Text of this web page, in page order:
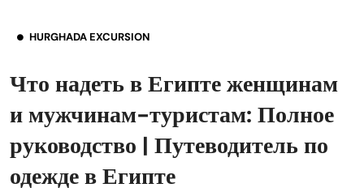
HURGHADA EXCURSION
Что надеть в Египте женщинам
и мужчинам-туристам: Полное
руководство | Путеводитель по
одежде в Египте